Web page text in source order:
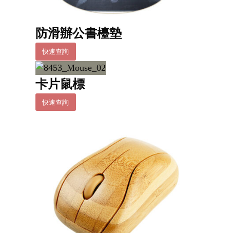
防滑辦公書檯墊
快速查詢
卡片鼠標
快速查詢